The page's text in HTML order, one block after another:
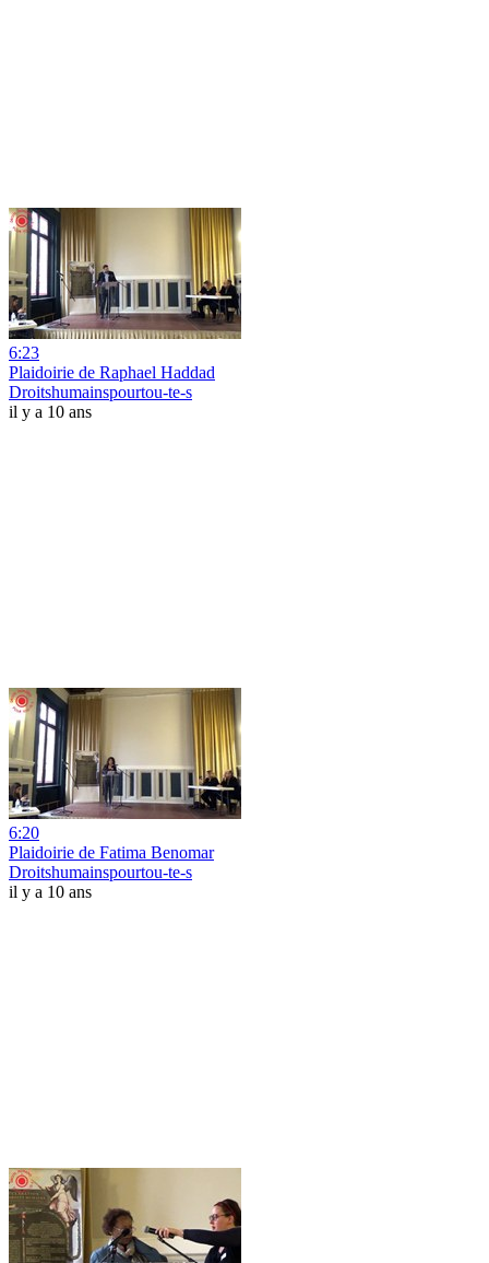
6:23
Plaidoirie de Raphael Haddad
Droitshumainspourtou-te-s
il y a 10 ans
6:20
Plaidoirie de Fatima Benomar
Droitshumainspourtou-te-s
il y a 10 ans